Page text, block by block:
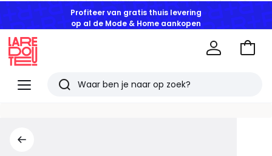
Profiteer van gratis thuis levering
op al de Mode & Home aankopen
Menu
Redoute
Zoeken
Naar